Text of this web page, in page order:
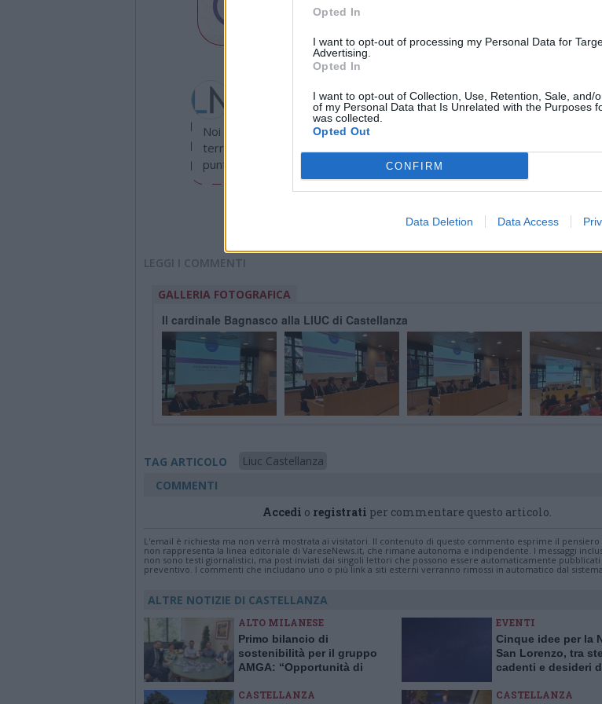
Opted In
I want to opt-out of processing my Personal Data for
Advertising.
Opted In
I want to opt-out of Collection, Use, Retention, Sale, and/
of my Personal Data that Is Unrelated with the Purposes
was collected.
Opted Out
CONFIRM
Data Deletion Data Access
info@legnanonews.com
Noi della redazione di LegnanoNews abbiamo a cuore l'informazione del
territorio e cerchiamo di essere sempre in prima linea per informarvi in
puntuale.
Pubblicato il 09
LEGGI I COMMENTI
GALLERIA FOTOGRAFICA
Il cardinale Bagnasco alla LIUC di Castellanza
TAG ARTICOLO
Liuc Castellanza
COMMENTI
Accedi o registrati per commentare questo articolo.
L'email è richiesta ma non verrà mostrata ai visitatori. Il contenuto di questo commento esprime il
non rappresenta la linea editoriale di VareseNews.it, che rimane autonoma e indipendente. I messaggi
non sono testi giornalistici, ma post inviati dai singoli lettori che possono essere automaticamente
preventivo. I commenti che includano uno o più link a siti esterni verranno rimossi in automatico dal
ALTRE NOTIZIE DI CASTELLANZA
ALTO MILANESE
Primo bilancio di
sostenibilità per il gruppo
AMGA: “Opportunità di
EVENTI
Cinque idee per la
San Lorenzo, tra
cadenti e desideri
CASTELLANZA
CASTELLANZA